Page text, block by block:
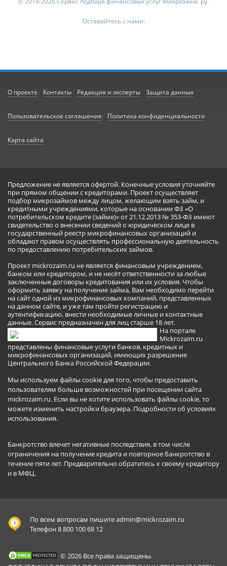
Оставайтесь с нами:
О проекте Контакты Редакция и эксперты Защита данных
Пользовательское соглашение Политика конфиденциальности
Карта сайта
Предложение не является офертой. Конечные условия уточняйте
при прямом общении с кредиторами. Проект осуществляет
подбор микрозаймов между лицом, желающим взять займ, и
кредитными учреждениями, которые на основании ФЗ «О
потребительском кредите (займе)» от 21.12.2013 № 353-ФЗ имеют
свидетельство о внесении сведений о юридическом лице в
государственный реестр микрофинансовых организаций и
обладают правом осуществлять профессиональную деятельность
по предоставлению потребительских займов.
Проект mickrozaim.ru не является финансовым учреждением,
банком или кредитором, и не несёт ответственности за любые
заключенные договоры кредитования или их условия. Чтобы
оформить заявку на получение займа, Вам необходимо перейти
на сайт одной из микрофинансовых компаний, представленных
на данном сайте, и уже там пройти регистрацию и
аутентификацию, внести необходимые личные и контактные
данные. Сервис предназначен для лиц старше 18 лет.
На портале
Mickrozaim.ru
представлены финансовые услуги банков, кредитных и
микрофинансовых организаций, имеющих разрешение
Центрального Банка Российской Федерации.
Мы используем файлы cookie для того, чтобы предоставить
пользователям больше возможностей при посещении сайта
mickrozaim.ru. Если вы не хотите использовать файлы cookie, то
можете изменить настройки браузера. Подробности об условиях
использования.
Банкротство влечет негативные последствия, в том числе
ограничения на получение кредита и повторное банкротство в
течение пяти лет. Предварительно обратитесь к своему кредитору
и в МФЦ.
По всем вопросам пишитеadmin@mickrozaim.ru
Телефон 8 800 100 68 12
© 2026 Все права защищены.